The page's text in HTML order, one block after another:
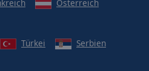
Österreich
Türkei Serbien